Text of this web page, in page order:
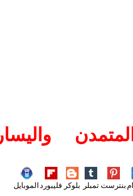
واليسار
بنترست تمبلر بلوكر فليبورد الموبايل